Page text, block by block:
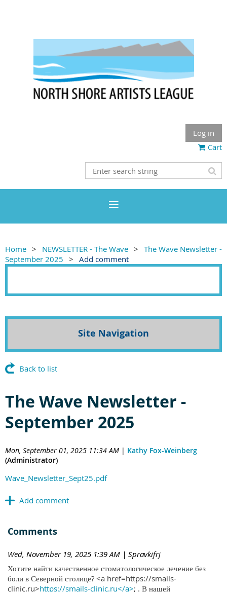
Log in
Cart
Home NEWSLETTER - The Wave
The Wave Newsletter -
September 2025
Add comment
Site Navigation
Back to list
The Wave Newsletter -
September 2025
Mon, September 01, 2025 11:34 AM | Kathy Fox-Weinberg
(Administrator)
Wave_Newsletter_Sept25.pdf
Comments
Wed, November 19, 2025 1:39 AM | Spravkifrj
Хотите найти качественное стоматологическое лечение без
боли в Северной столице? <a href=https://smails-
clinic.ru>https://smails-clinic.ru</a>; . В нашей